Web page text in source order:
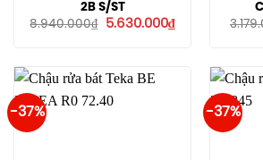
2B S/ST
8.940.000₫
Giá
5.630.000₫Giá
5.630.000₫.
-37% -37%